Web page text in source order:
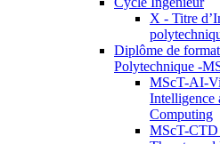
X - Titre
Diplôme de
Polytechnique -
MScT-AI-
Intelligence
Computing
MScT-CTD